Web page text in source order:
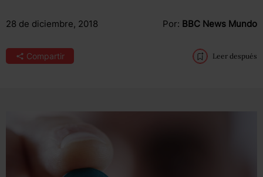
28 de diciembre, 2018 Por: BBC News Mundo
Compartir Leer después